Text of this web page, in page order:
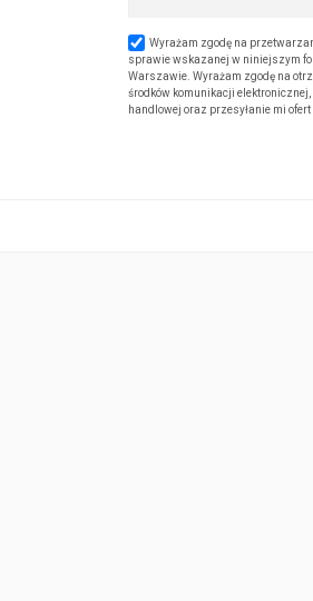
Wyrażam zgodę na
sprawie wskazanej w niniejszym
Warszawie. Wyrażam zgodę na
środków komunikacji
handlowej oraz przesyłanie mi